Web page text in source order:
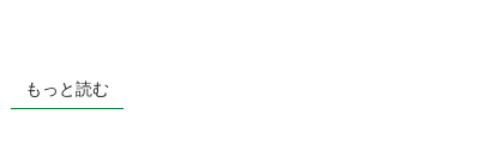
り
見
もっと読むもっと読む